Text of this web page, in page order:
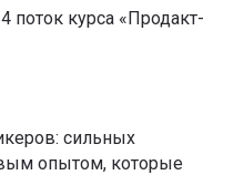
поток курса «Продакт-
сильных
опытом, которые
свой
месяца